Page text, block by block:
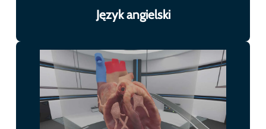
Język angielski